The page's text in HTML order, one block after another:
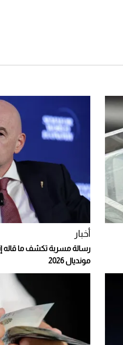
أخبار
رسالة مسربة تكشف ما قاله
مونديال 2026